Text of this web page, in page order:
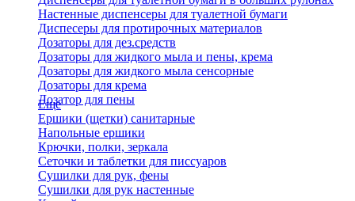
Настенные диспенсеры для туалетной бумаги
Диспесеры для протирочных материалов
Дозаторы для дез.средств
Дозаторы для жидкого мыла и пены, крема
Дозаторы для жидкого мыла сенсорные
Дозаторы для крема
Дозатор для пены
Еще
Ершики (щетки) санитарные
Напольные ершики
Крючки, полки, зеркала
Сеточки и таблетки для писсуаров
Сушилки для рук, фены
Сушилки для рук настенные